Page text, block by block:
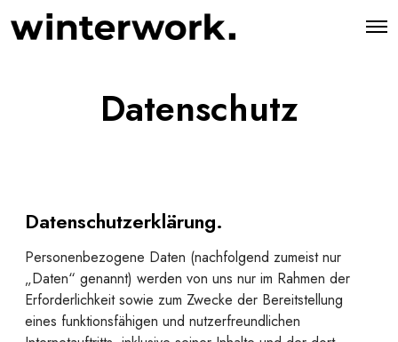
O
Datenschutz
Datenschutzerklärung.
Personenbezogene Daten (nachfolgend zumeist nur
„Daten“ genannt) werden von uns nur im Rahmen der
Erforderlichkeit sowie zum Zwecke der Bereitstellung
eines funktionsfähigen und nutzerfreundlichen